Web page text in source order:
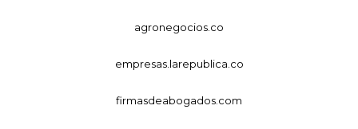
agronegocios.co
empresas.larepublica.co
firmasdeabogados.com